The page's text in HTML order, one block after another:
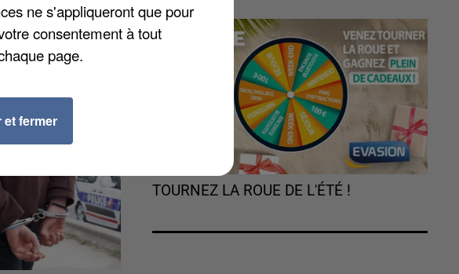
nogentaise
TOURNEZ LA ROUE DE L'ÉTÉ !
ne s'appliqueront que pour
consentement à tout
page.
fermer